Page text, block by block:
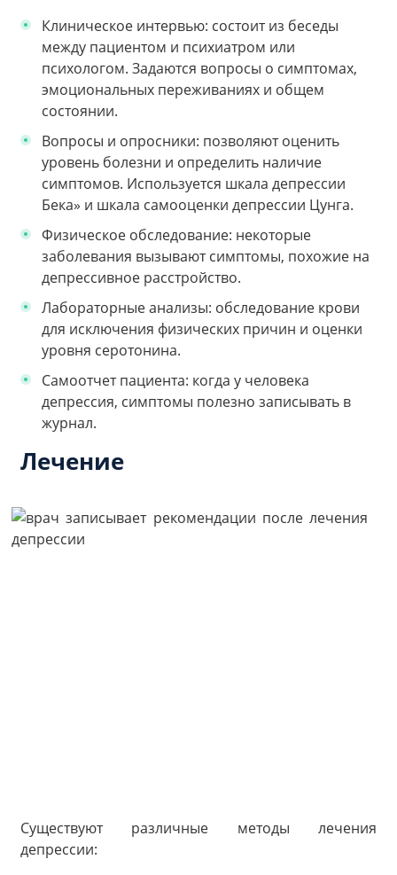
Клиническое интервью: состоит из беседы
между пациентом и психиатром или
психологом. Задаются вопросы о симптомах,
эмоциональных переживаниях и общем
состоянии.
Вопросы и опросники: позволяют оценить
уровень болезни и определить наличие
симптомов. Используется шкала депрессии
Бека» и шкала самооценки депрессии Цунга.
Физическое обследование: некоторые
заболевания вызывают симптомы, похожие на
депрессивное расстройство.
Лабораторные анализы: обследование крови
для исключения физических причин и оценки
уровня серотонина.
Самоотчет пациента: когда у человека
депрессия, симптомы полезно записывать в
журнал.
Лечение
Существуют различные методы лечения
депрессии: